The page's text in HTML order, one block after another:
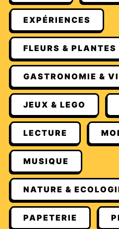
EXPÉRIENCES
FLEURS & PLANTES
GASTRONOMIE &
JEUX & LEGO
LECTURE
MUSIQUE
NATURE &
PAPETERIE